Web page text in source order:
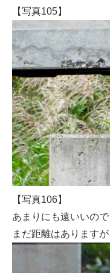
【写真105】
【写真106】
あまりにも遠いいの
まだ距離はあります